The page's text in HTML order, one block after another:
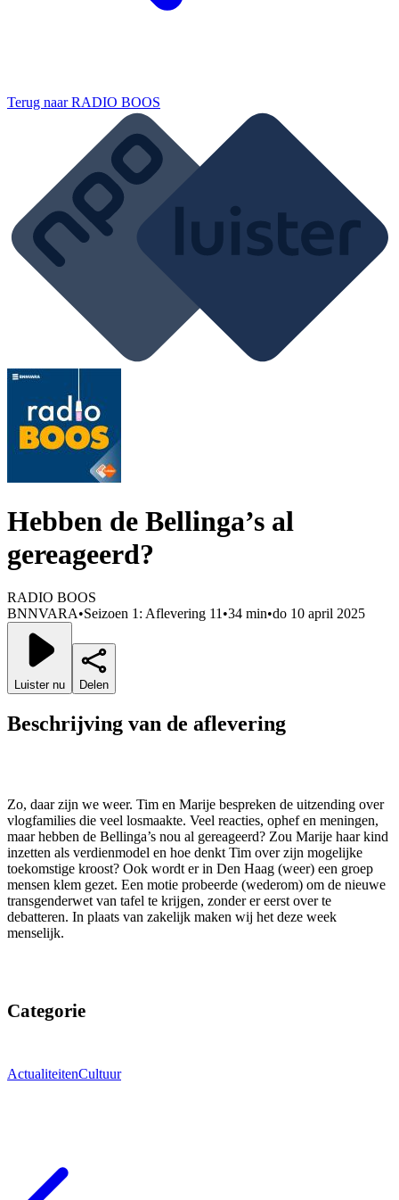
Terug naarRADIO BOOS
Hebben de Bellinga’s al
gereageerd?
RADIO BOOS
BNNVARA•Seizoen 1: Aflevering 11•34 min•do 10 april 2025
Luister nu Delen
Beschrijving van de aflevering
Zo, daar zijn we weer. Tim en Marije bespreken de uitzending over
vlogfamilies die veel losmaakte. Veel reacties, ophef en meningen,
maar hebben de Bellinga’s nou al gereageerd? Zou Marije haar kind
inzetten als verdienmodel en hoe denkt Tim over zijn mogelijke
toekomstige kroost? Ook wordt er in Den Haag (weer) een groep
mensen klem gezet. Een motie probeerde (wederom) om de nieuwe
transgenderwet van tafel te krijgen, zonder er eerst over te
debatteren. In plaats van zakelijk maken wij het deze week
menselijk.
Categorie
ActualiteitenCultuur